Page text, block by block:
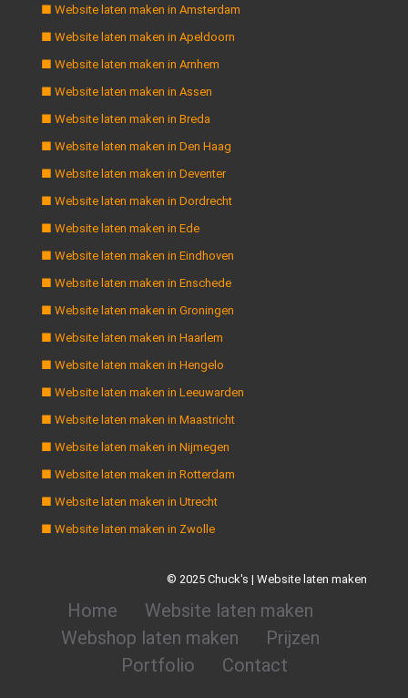
■ Website laten maken in Amsterdam
■ Website laten maken in Apeldoorn
■ Website laten maken in Arnhem
■ Website laten maken in Assen
■ Website laten maken in Breda
■ Website laten maken in Den Haag
■ Website laten maken in Deventer
■ Website laten maken in Dordrecht
■ Website laten maken in Ede
■ Website laten maken in Eindhoven
■ Website laten maken in Enschede
■ Website laten maken in Groningen
■ Website laten maken in Haarlem
■ Website laten maken in Hengelo
■ Website laten maken in Leeuwarden
■ Website laten maken in Maastricht
■ Website laten maken in Nijmegen
■ Website laten maken in Rotterdam
■ Website laten maken in Utrecht
■ Website laten maken in Zwolle
© 2025 Chuck's | Website laten maken
Home
Website laten maken
Webshop laten maken
Prijzen
Portfolio
Contact